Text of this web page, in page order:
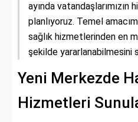
ayında vatandaşlarımızın
planlıyoruz. Temel
sağlık hizmetlerinden en
şekilde yararlanabilmesini
Yeni Merkezde
Hizmetleri